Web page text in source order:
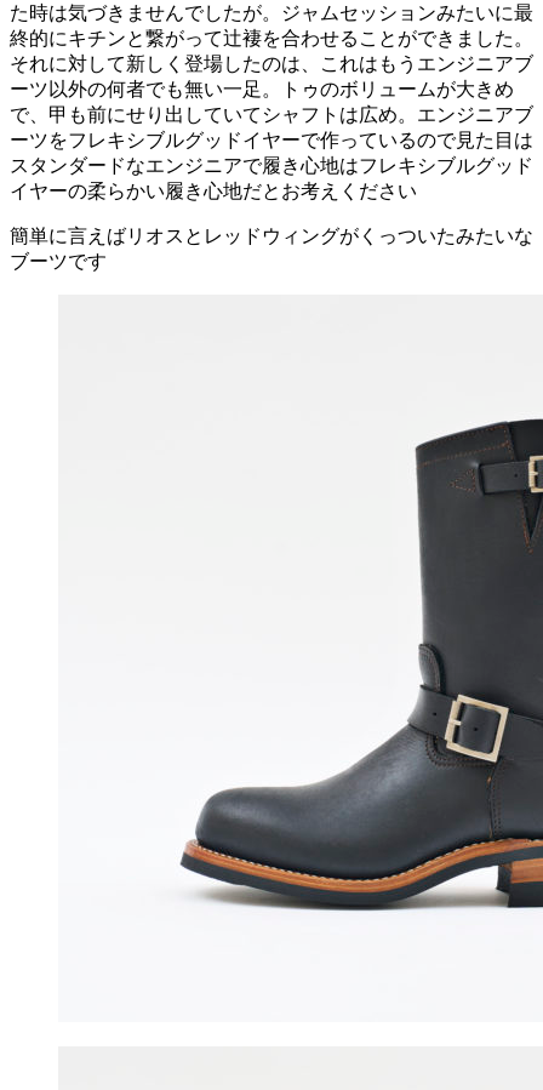
た時は気づきませんでしたが。ジャムセッションみたいに最
終的にキチンと繋がって辻褄を合わせることができました。
それに対して新しく登場したのは、これはもうエンジニアブ
ーツ以外の何者でも無い一足。トゥのボリュームが大きめ
で、甲も前にせり出していてシャフトは広め。エンジニアブ
ーツをフレキシブルグッドイヤーで作っているので見た目は
スタンダードなエンジニアで履き心地はフレキシブルグッド
イヤーの柔らかい履き心地だとお考えください
簡単に言えばリオスとレッドウィングがくっついたみたいな
ブーツです